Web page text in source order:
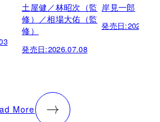
土屋健／林昭次（監
修）／相場大佑（監
修）
発売日:2026.07.08
岸見一郎
発売日:
More